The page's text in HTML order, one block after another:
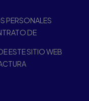
PERSONALES
DE
ESTE SITIO WEB